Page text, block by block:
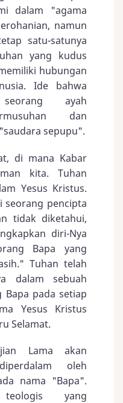
dalam "agama
namun
satu-satunya
yang kudus
hubungan
Ide bahwa
ayah
dan
sepupu".
di mana Kabar
kita. Tuhan
Yesus Kristus.
seorang pencipta
tidak diketahui,
diri-Nya
Bapa yang
Tuhan telah
dalam sebuah
Bapa pada setiap
Yesus Kristus
Selamat.
Lama akan
oleh
nama "Bapa".
yang